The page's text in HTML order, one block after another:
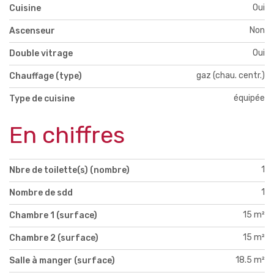
Cuisine Oui
Ascenseur Non
Double vitrage Oui
Chauffage (type) gaz (chau. centr.)
Type de cuisine équipée
En chiffres
Nbre de toilette(s) (nombre) 1
Nombre de sdd 1
Chambre 1 (surface) 15 m²
Chambre 2 (surface) 15 m²
Salle à manger (surface) 18.5 m²